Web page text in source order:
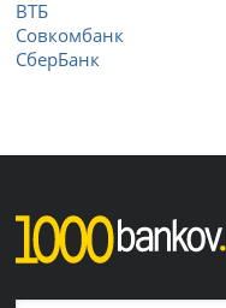
ВТБ
Совкомбанк
СберБанк